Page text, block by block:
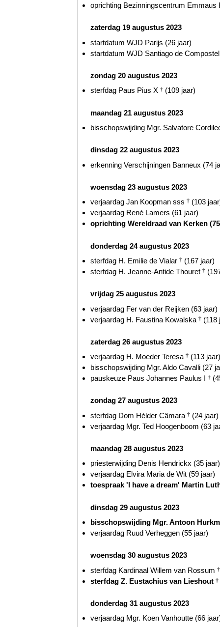
oprichting Bezinningscentrum Emmaus
zaterdag 19 augustus 2023
startdatum WJD Parijs (26 jaar)
startdatum WJD Santiago de
zondag 20 augustus 2023
sterfdag Paus Pius X † (109 jaar)
maandag 21 augustus 2023
bisschopswijding Mgr. Salvatore
dinsdag 22 augustus 2023
erkenning Verschijningen Banneux (74
woensdag 23 augustus 2023
verjaardag Jan Koopman sss † (103
verjaardag René Lamers (61 jaar)
oprichting Wereldraad van Kerken
donderdag 24 augustus 2023
sterfdag H. Emilie de Vialar † (167 jaar)
sterfdag H. Jeanne-Antide Thouret †
vrijdag 25 augustus 2023
verjaardag Fer van der Reijken (63 jaar)
verjaardag H. Faustina Kowalska † (118
zaterdag 26 augustus 2023
verjaardag H. Moeder Teresa † (113 jaar)
bisschopswijding Mgr. Aldo Cavalli (27
pauskeuze Paus Johannes Paulus I †
zondag 27 augustus 2023
sterfdag Dom Hélder Câmara † (24 jaar)
verjaardag Mgr. Ted Hoogenboom (63
maandag 28 augustus 2023
priesterwijding Denis Hendrickx (35 jaar)
verjaardag Elvira Maria de Wit (59 jaar)
toespraak 'I have a dream' Martin
dinsdag 29 augustus 2023
bisschopswijding Mgr. Antoon
verjaardag Ruud Verheggen (55 jaar)
woensdag 30 augustus 2023
sterfdag Kardinaal Willem van Rossum †
sterfdag Z. Eustachius van Lieshout †
donderdag 31 augustus 2023
verjaardag Mgr. Koen Vanhoutte (66